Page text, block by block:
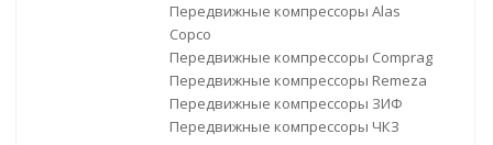
Передвижные компрессоры Alas
Copco
Передвижные компрессоры Comprag
Передвижные компрессоры Remeza
Передвижные компрессоры ЗИФ
Передвижные компрессоры ЧКЗ